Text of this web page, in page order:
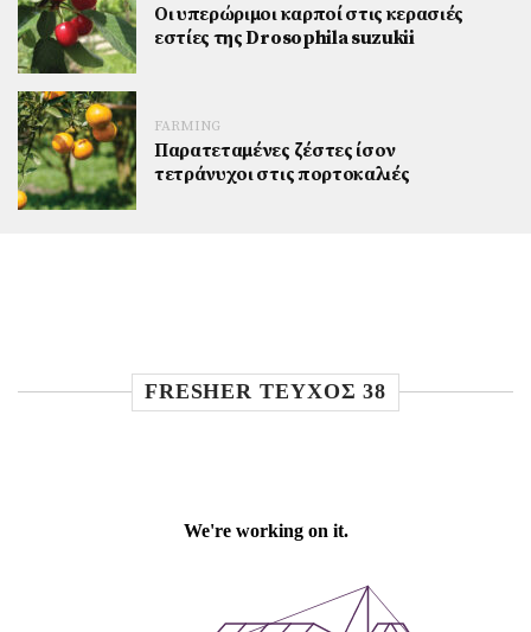
Οι υπερώριμοι καρποί στις κερασιές
εστίες της Drosophila suzukii
FARMING
Παρατεταμένες ζέστες ίσον
τετράνυχοι στις πορτοκαλιές
FRESHER TEYXOΣ 38